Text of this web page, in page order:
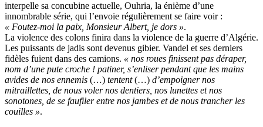
interpelle sa concubine actuelle, Ouhria, la énième d’une
innombrable série, qui l’envoie régulièrement se faire voir :
« Foutez-moi la paix, Monsieur Albert, je dors ».
La violence des colons finira dans la violence de la guerre d’Algérie.
Les puissants de jadis sont devenus gibier. Vandel et ses derniers
fidèles fuient dans des camions. « nos roues finissent pas déraper,
nom d’une pute croche ! patiner, s’enliser pendant que les mains
avides de nos ennemis (…) tentent(…) d’empoigner nos
mitraillettes, de nous voler nos dentiers, nos lunettes et nos
sonotones, de se faufiler entre nos jambes et de nous trancher les
couilles ».